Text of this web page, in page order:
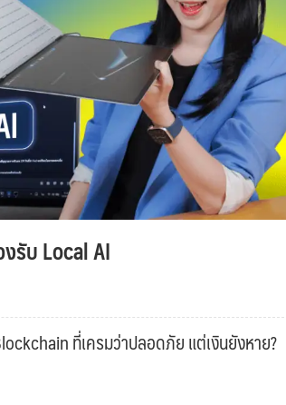
รับ Local AI
ที่เครมว่าปลอดภัย แต่เงินยังหาย?